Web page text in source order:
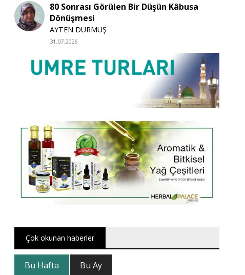
80 Sonrası Görülen Bir Düşün Kâbusa
Dönüşmesi
AYTEN DURMUŞ
31.07.2026
Çok okunan haberler
Bu Hafta Bu Ay